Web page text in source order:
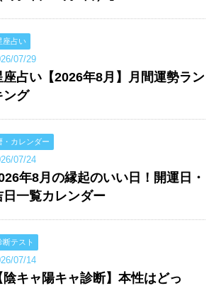
座占い
07/29
座占い【2026年8月】月間運勢ラン
ング
・カレンダー
07/24
年8月の縁起のいい日！開運日・
日一覧カレンダー
断テスト
07/14
陰キャ陽キャ診断】本性はどっ